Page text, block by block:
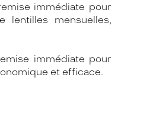
immédiate pour
lentilles mensuelles,
immédiate pour
et efficace.